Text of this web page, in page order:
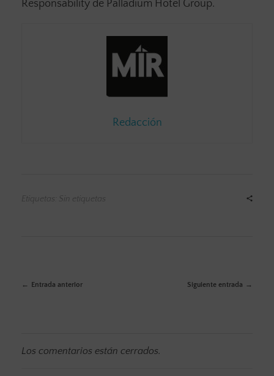
Responsability de Palladium Hotel Group.
Redacción
Etiquetas: Sin etiquetas
Entrada anterior Siguiente entrada
Los comentarios están cerrados.